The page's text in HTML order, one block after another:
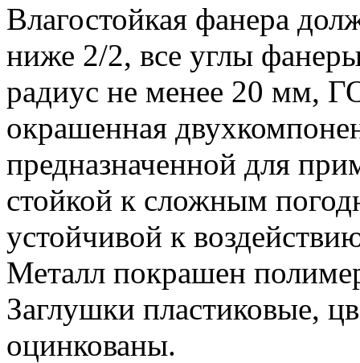
Влагостойкая фанера
ниже 2/2, все углы
радиус не менее 20 мм,
окрашенная
предназначенной для
стойкой к сложным
устойчивой к
Металл покрашен
Заглушки пластиковые,
оцинкованы.